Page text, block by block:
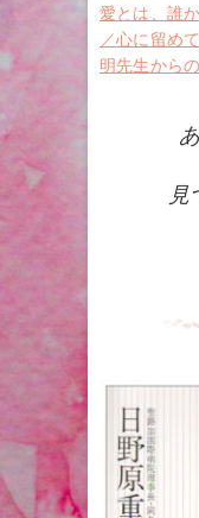
愛とは、誰
／心に留め
明先生から
見